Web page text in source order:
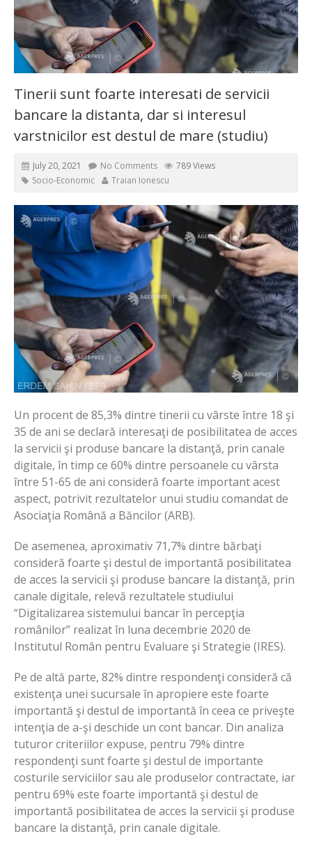
Tinerii sunt foarte interesati de servicii
bancare la distanta, dar si interesul
varstnicilor est destul de mare (studiu)
July 20, 2021 No Comments
789 Views
Socio-Economic
Traian Ionescu
Un procent de 85,3% dintre tinerii cu vârste între 18 şi
35 de ani se declară interesaţi de posibilitatea de acces
la servicii şi produse bancare la distanţă, prin canale
digitale, în timp ce 60% dintre persoanele cu vârsta
între 51-65 de ani consideră foarte important acest
aspect, potrivit rezultatelor unui studiu comandat de
Asociaţia Română a Băncilor (ARB).
De asemenea, aproximativ 71,7% dintre bărbaţi
consideră foarte şi destul de importantă posibilitatea
de acces la servicii şi produse bancare la distanţă, prin
canale digitale, relevă rezultatele studiului
“Digitalizarea sistemului bancar în percepţia
românilor” realizat în luna decembrie 2020 de
Institutul Român pentru Evaluare şi Strategie (IRES).
Pe de altă parte, 82% dintre respondenţi consideră că
existenţa unei sucursale în apropiere este foarte
importantă şi destul de importantă în ceea ce priveşte
intenţia de a-şi deschide un cont bancar. Din analiza
tuturor criteriilor expuse, pentru 79% dintre
respondenţi sunt foarte şi destul de importante
costurile serviciilor sau ale produselor contractate, iar
pentru 69% este foarte importantă şi destul de
importantă posibilitatea de acces la servicii şi produse
bancare la distanţă, prin canale digitale.